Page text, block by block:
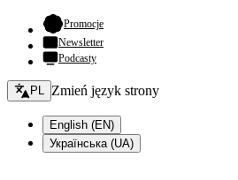
Promocje- otwiera się w nowej karcie
Newsletter
Podcasty
Zmień język - bieżący:
PL Zmień język strony
English (EN)
Українська (UA)